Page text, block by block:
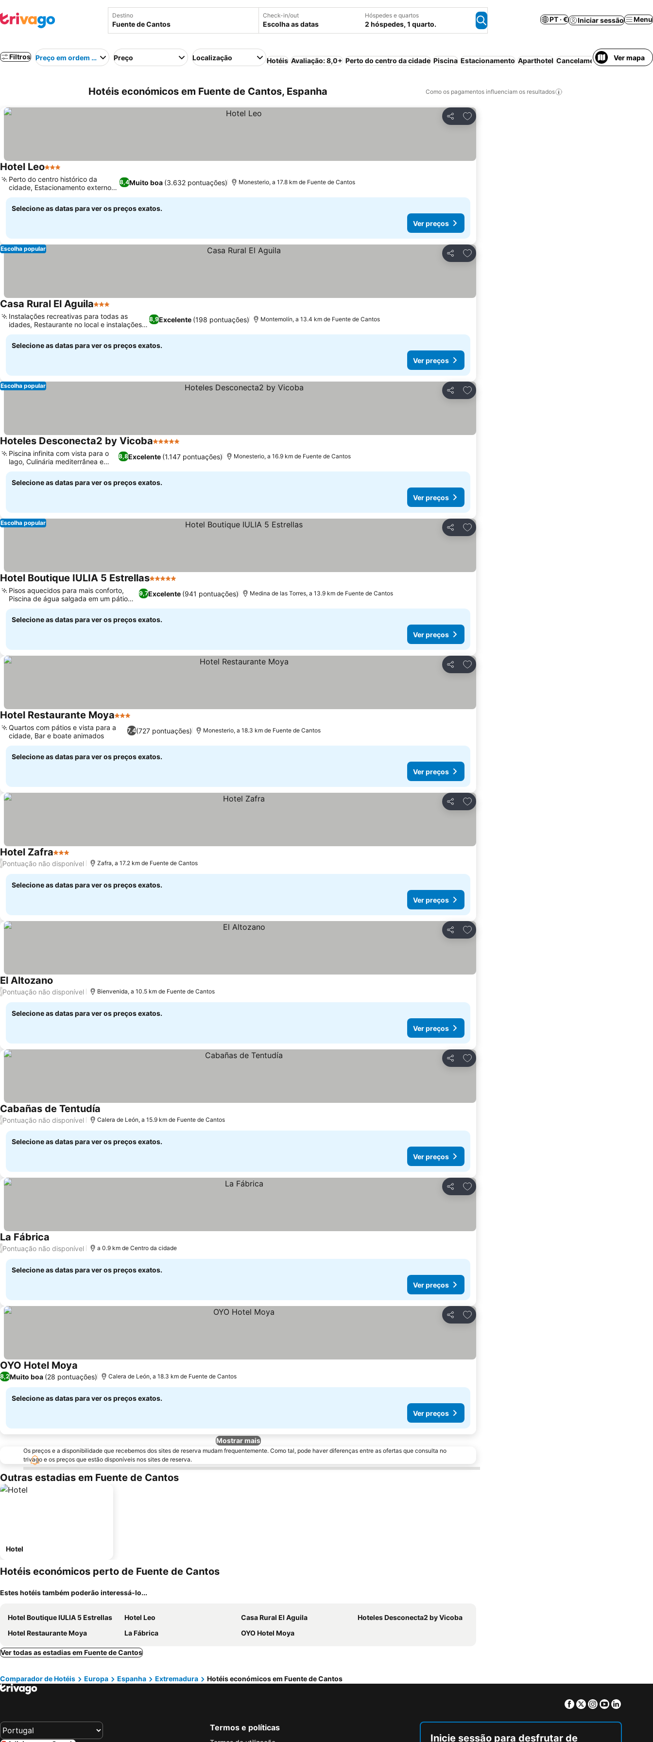
Destino Check-in/out
Escolha as datas
Hóspedes e quartos
2 hóspedes, 1 quarto.
PT · € Iniciar sessão Menu
Filtros Preço em ordem crescentePreço Localização Hotéis Avaliação: 8,0+ Perto do centro da cidade Piscina Estacionamento Aparthotel Cancelamento gratuito
Ver mapa
Hotéis económicos em Fuente de Cantos, Espanha Como os pagamentos influenciam os resultados
Partilhar
Adicionar aos favoritos
Hotel Leo3 Estrelas
8,4Muito boa (3.632 pontuações)
Perto do centro histórico da
cidade, Estacionamento externo
coberto
Monesterio, a 17.8 km de Fuente de Cantos
Selecione as datas para ver os preços exatos.
Ver preços
Partilhar
Adicionar aos favoritos
Escolha popular
Casa Rural El Aguila3 Estrelas
8,9Excelente (198 pontuações)
Instalações recreativas para todas as
idades, Restaurante no local e instalações
para churrasco
Montemolín, a 13.4 km de Fuente de Cantos
Selecione as datas para ver os preços exatos.
Ver preços
Partilhar
Adicionar aos favoritos
Escolha popular
Hoteles Desconecta2 by Vicoba5 Estrelas
8,8Excelente (1.147 pontuações)
Piscina infinita com vista para o
lago, Culinária mediterrânea e
local
Monesterio, a 16.9 km de Fuente de Cantos
Selecione as datas para ver os preços exatos.
Ver preços
Partilhar
Adicionar aos favoritos
Escolha popular
Hotel Boutique IULIA 5 Estrellas5 Estrelas
9,7Excelente (941 pontuações)
Pisos aquecidos para mais conforto,
Piscina de água salgada em um pátio
charmoso
Medina de las Torres, a 13.9 km de Fuente de Cantos
Selecione as datas para ver os preços exatos.
Ver preços
Partilhar
Adicionar aos favoritos
Hotel Restaurante Moya3 Estrelas
7,4(727 pontuações)
Quartos com pátios e vista para a
cidade, Bar e boate animados
Monesterio, a 18.3 km de Fuente de Cantos
Selecione as datas para ver os preços exatos.
Ver preços
Partilhar
Adicionar aos favoritos
Hotel Zafra3 Estrelas
/Pontuação não disponível Zafra, a 17.2 km de Fuente de Cantos
Selecione as datas para ver os preços exatos.
Ver preços
Partilhar
Adicionar aos favoritos
El Altozano
/Pontuação não disponível Bienvenida, a 10.5 km de Fuente de Cantos
Selecione as datas para ver os preços exatos.
Ver preços
Partilhar
Adicionar aos favoritos
Cabañas de Tentudía
/Pontuação não disponível Calera de León, a 15.9 km de Fuente de Cantos
Selecione as datas para ver os preços exatos.
Ver preços
Partilhar
Adicionar aos favoritos
La Fábrica
/Pontuação não disponível a 0.9 km de Centro da cidade
Selecione as datas para ver os preços exatos.
Ver preços
Partilhar
Adicionar aos favoritos
OYO Hotel Moya
8,2Muito boa (28 pontuações) Calera de León, a 18.3 km de Fuente de Cantos
Selecione as datas para ver os preços exatos.
Ver preços
Mostrar mais
Os preços e a disponibilidade que recebemos dos sites de reserva mudam frequentemente. Como tal, pode haver diferenças entre as ofertas que consulta no
trivago e os preços que estão disponíveis nos sites de reserva.
Outras estadias em Fuente de Cantos
Hotel
Hotéis económicos perto de Fuente de Cantos
Estes hotéis também poderão interessá-lo...
Hotel Boutique IULIA 5 Estrellas Hotel Leo Casa Rural El Aguila
Hoteles Desconecta2 by Vicoba
Hotel Restaurante Moya
La Fábrica OYO Hotel Moya
Ver todas as estadias em Fuente de Cantos
Comparador de Hotéis Europa Espanha Extremadura Hotéis económicos em Fuente de Cantos
Facebook
TwitterInstagram
Youtube
Termos e políticas
Inicie sessão para desfrutar de